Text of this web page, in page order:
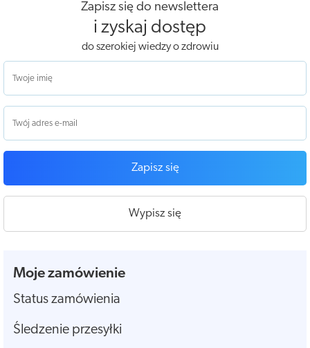
Zapisz się do newslettera
i zyskaj dostęp
do szerokiej wiedzy o zdrowiu
Zapisz się
Wypisz się
Moje zamówienie
Status zamówienia
Śledzenie przesyłki